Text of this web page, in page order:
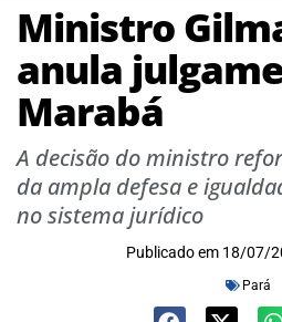
Ministro
anula
Marabá
A decisão do ministro
da ampla defesa e
no sistema jurídico
Publicado em 18/07/
Pará